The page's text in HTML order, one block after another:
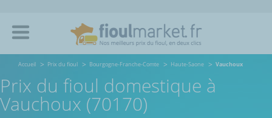
Accueil Prix du fioul Bourgogne-Franche-Comte Haute-Saone Vauchoux
Prix du fioul domestique à
Vauchoux (70170)